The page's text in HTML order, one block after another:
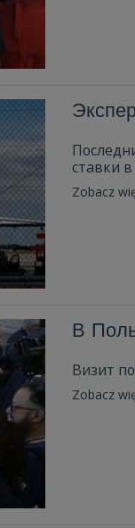
ставки
Zobacz
В
Визит
Zobacz